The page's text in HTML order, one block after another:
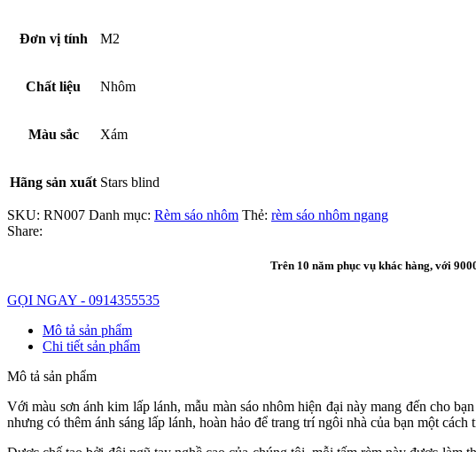
Đơn vị tính M2
Chất liệu Nhôm
Màu sắc Xám
Hãng sản xuất Stars blind
SKU: RN007 Danh mục: Rèm sáo nhôm Thẻ: rèm sáo nhôm ngang
Share:
Trên 10 năm phục vụ khác hàng, với
GỌI NGAY - 0914355535
Mô tả sản phẩm
Chi tiết sản phẩm
Mô tả sản phẩm
Với màu sơn ánh kim lấp lánh, mẫu màn sáo nhôm hiện đại này mang đến cho
nhưng có thêm ánh sáng lấp lánh, hoàn hảo để trang trí ngôi nhà của bạn một cách